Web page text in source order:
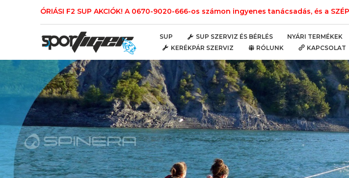
ÓRIÁSI F2 SUP AKCIÓK! A 0670-9020-666-os számon ingyenes tanácsadás, és a
SUP SUP SZERVIZ ÉS BÉRLÉS NYÁRI TERMÉKEK
KERÉKPÁR SZERVIZ
RÓLUNK KAPCSOLAT